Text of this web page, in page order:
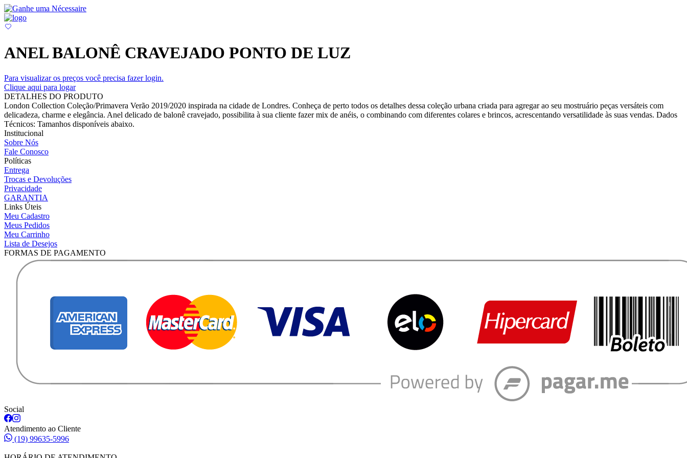
ANEL BALONÊ CRAVEJADO PONTO DE LUZ
Para visualizar os preços você precisa fazer login.
Clique aqui para logar
DETALHES DO PRODUTO
London Collection Coleção/Primavera Verão 2019/2020 inspirada na cidade de Londres. Conheça de perto todos os detalhes dessa coleção urbana criada para agregar ao seu mostruário peças versáteis com
delicadeza, charme e elegância. Anel delicado de balonê cravejado, possibilita à sua cliente fazer mix de anéis, o combinando com diferentes colares e brincos, acrescentando versatilidade às suas vendas. Dados
Técnicos: Tamanhos disponíveis abaixo.
Institucional
Sobre Nós
Fale Conosco
Políticas
Entrega
Trocas e Devoluções
Privacidade
GARANTIA
Links Úteis
Meu Cadastro
Meus Pedidos
Meu Carrinho
Lista de Desejos
FORMAS DE PAGAMENTO
Social
Atendimento ao Cliente
(19) 99635-5996